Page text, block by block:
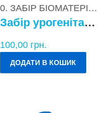
0. ЗАБІР БІОМАТЕРІАЛІВ
Забір урогенітального БМ у жінок
100,00 грн.
ДОДАТИ В КОШИК